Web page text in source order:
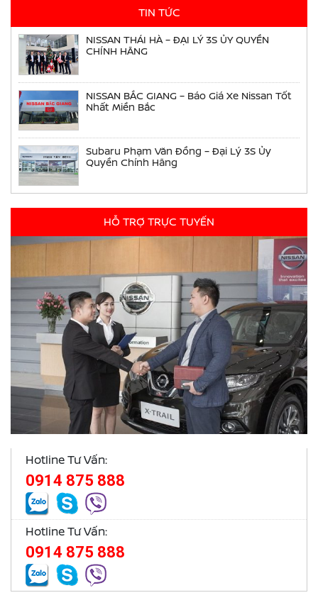
TIN TỨC
NISSAN THÁI HÀ – ĐẠI LÝ 3S ỦY QUYỀN
CHÍNH HÃNG
NISSAN BẮC GIANG – Báo Giá Xe Nissan Tốt
Nhất Miền Bắc
Subaru Phạm Văn Đồng – Đại Lý 3S Ủy
Quyền Chính Hãng
HỖ TRỢ TRỰC TUYẾN
Hotline Tư Vấn:
0914 875 888
Hotline Tư Vấn:
0914 875 888